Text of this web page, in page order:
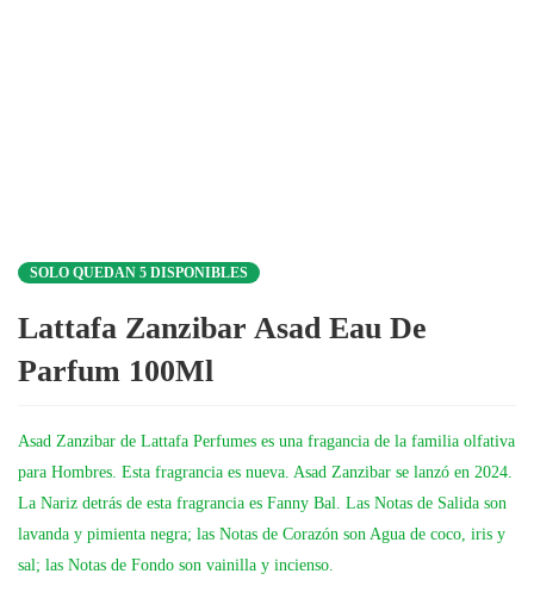
SOLO QUEDAN 5 DISPONIBLES
Lattafa Zanzibar Asad Eau De
Parfum 100Ml
Asad Zanzibar de Lattafa Perfumes es una fragancia de la familia olfativa
para Hombres. Esta fragrancia es nueva. Asad Zanzibar se lanzó en 2024.
La Nariz detrás de esta fragrancia es Fanny Bal. Las Notas de Salida son
lavanda y pimienta negra; las Notas de Corazón son Agua de coco, iris y
sal; las Notas de Fondo son vainilla y incienso.